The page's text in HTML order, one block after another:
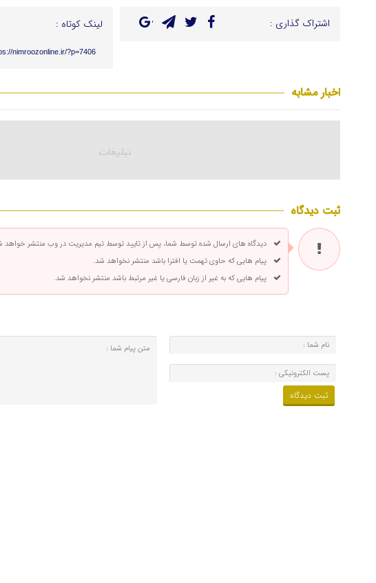
اشتراک گذاری : لینک کوتاه :
nimroozonline.ir/?p=7406
اخبار مشابه
ثبت دیدگاه
دیدگاه های ارسال شده توسط شما، پس از تایید توسط تیم مدیریت در وب منتشر خواهد
پیام هایی که حاوی تهمت یا افترا باشد منتشر نخواهد شد.
پیام هایی که به غیر از زبان فارسی یا غیر مرتبط باشد منتشر نخواهد شد.